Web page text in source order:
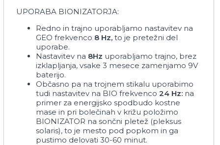
UPORABA BIONIZATORJA:
Redno in trajno uporabljamo nastavitev na
GEO frekvenco 8 Hz, to je pretežni del
uporabe.
Nastavitev na 8Hz uporabljamo trajno, brez
izklapljanja, vsake 3 mesece zamenjamo 9V
baterijo.
Občasno pa na trojnem stikalu uporabimo
tudi nastavitev na BIO frekvenco24 Hz: na
primer za energijsko spodbudo kostne
mase in pri bolečinah v križu položimo
BIONIZATOR na sončni pletež (pleksus
solaris), to je mesto pod popkom in ga
pustimo delovati 30-60 minut.